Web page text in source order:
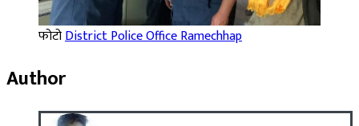
फोटोDistrict Police Office Ramechhap
Author